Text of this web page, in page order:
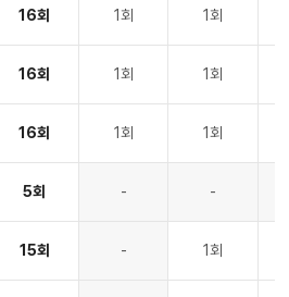
16회 1회 1회
16회 1회 1회
16회 1회 1회
5회 - -
15회 - 1회